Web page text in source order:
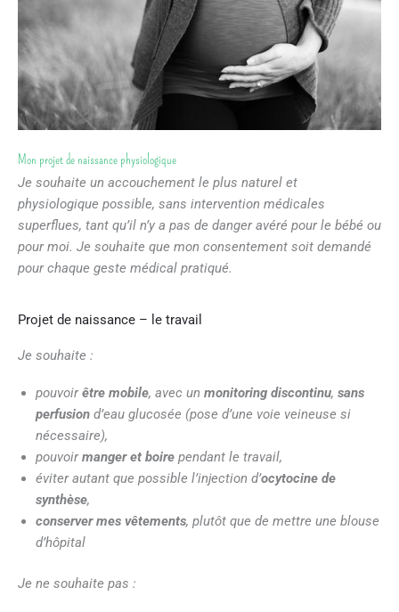
Mon projet de naissance physiologique
Je souhaite un accouchement le plus naturel et
physiologique possible, sans intervention médicales
superflues, tant qu’il n’y a pas de danger avéré pour le bébé ou
pour moi. Je souhaite que mon consentement soit demandé
pour chaque geste médical pratiqué.
Projet de naissance – le travail
Je souhaite :
pouvoirêtre mobile, avec un monitoring discontinu, sans
perfusion d’eau glucosée (pose d’une voie veineuse si
nécessaire),
pouvoirmanger et boire pendant le travail,
éviter autant que possible l’injection d’ocytocine de
synthèse,
conserver mes vêtements, plutôt que de mettre une blouse
d’hôpital
Je ne souhaite pas :